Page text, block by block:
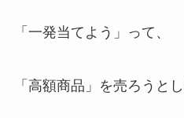
「一発当てよう」って、
「高額商品」を売ろうと